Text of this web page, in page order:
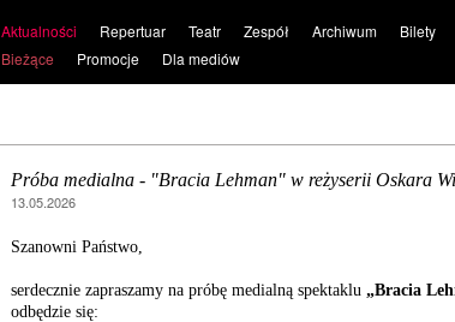
Aktualności
Bieżące
Promocje Dla mediów
Repertuar Teatr Zespół Archiwum Bilety
Próba medialna - "Bracia Lehman" w reżyserii Oskara
13.05.2026
Szanowni Państwo,
serdecznie zapraszamy na próbę medialną spektaklu „Bracia
odbędzie się: